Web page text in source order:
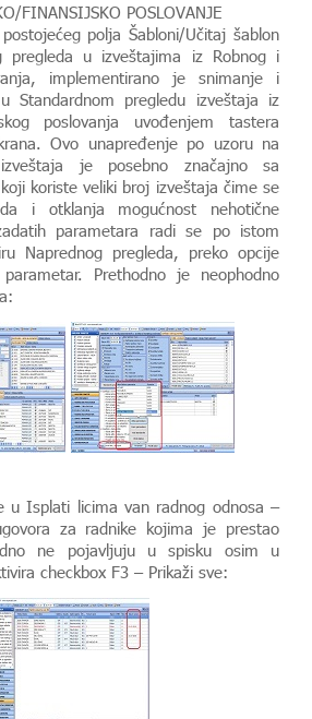
FINANSIJSKO POSLOVANJE
polja Šabloni/Učitaj šablon
pregleda u izveštajima iz Robnog i
implementirano je snimanje i
Standardnom pregledu izveštaja iz
poslovanja uvođenjem tastera
Ovo unapređenje po uzoru na
je posebno značajno sa
koriste veliki broj izveštaja čime se
i otklanja mogućnost nehotične
parametara radi se po istom
Naprednog pregleda, preko opcije
Prethodno je neophodno
u Isplati licima van radnog odnosa –
za radnike kojima je prestao
ne pojavljuju u spisku osim u
checkbox F3 – Prikaži sve: